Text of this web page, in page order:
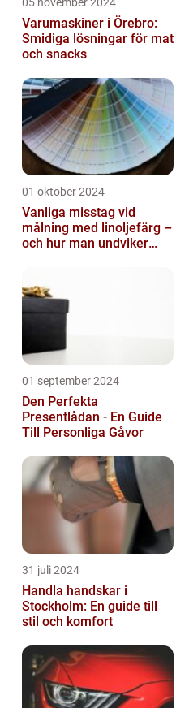
Varumaskiner i Örebro:
Smidiga lösningar för mat
och snacks
01 oktober 2024
Vanliga misstag vid
målning med linoljefärg –
och hur man undviker
01 september 2024
Den Perfekta
Presentlådan - En Guide
Till Personliga Gåvor
31 juli 2024
Handla handskar i
Stockholm: En guide till
stil och komfort